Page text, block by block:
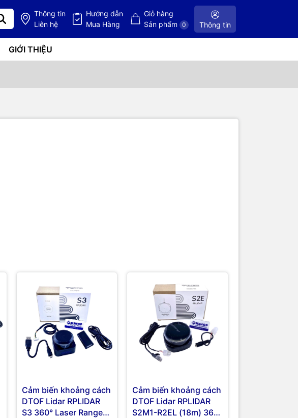
Thông tin
Liên hệ
Hướng dẫn
Mua Hàng
Giỏ hàng
Sản phẩm
0 Thông tin
GIỚI THIỆU
Cảm biến khoảng cách
DTOF Lidar RPLIDAR
S3 360° Laser Range
Cảm biến khoảng cách
DTOF Lidar RPLIDAR
S2M1-R2EL (18m) 360°